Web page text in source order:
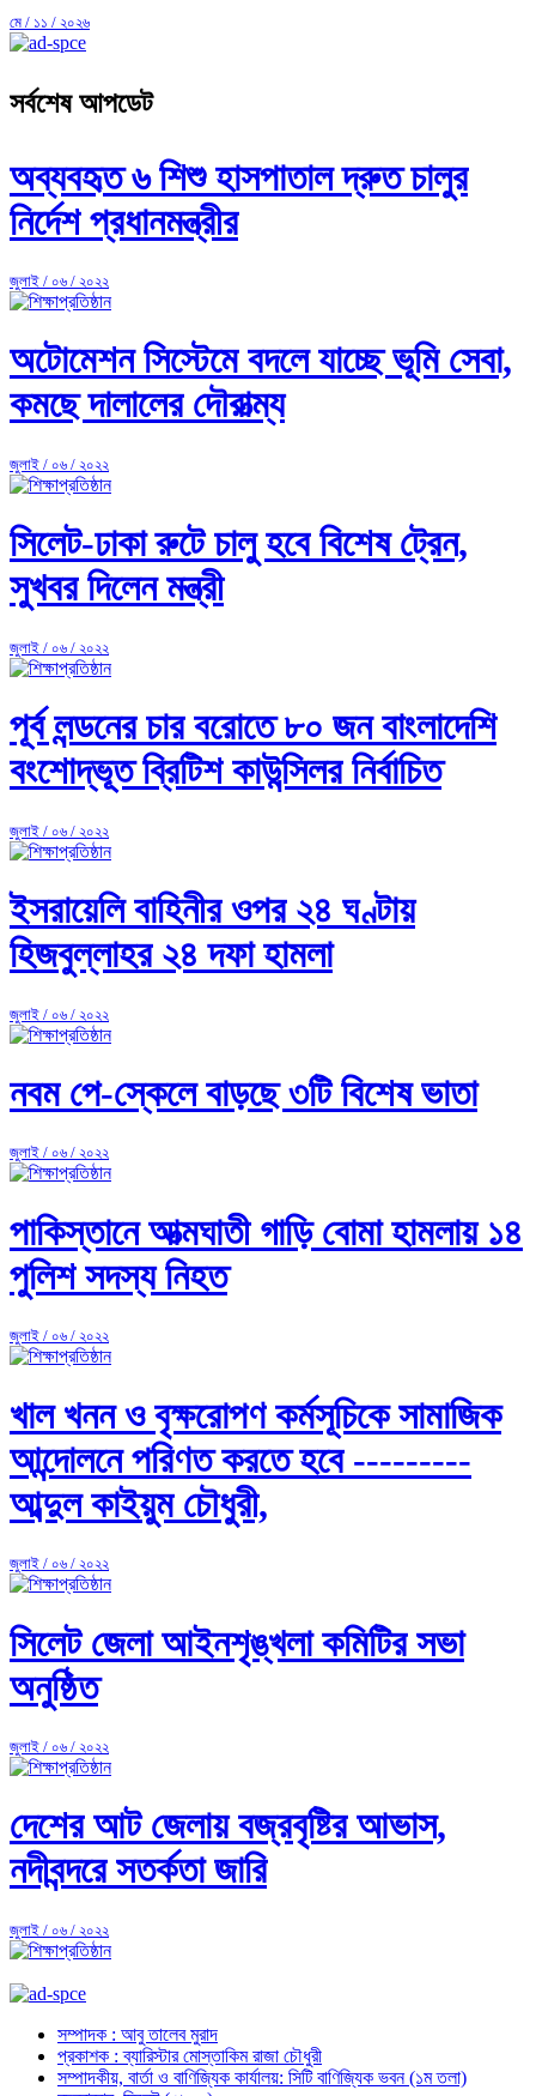
মে / ১১ / ২০২৬
সর্বশেষ আপডেট
অব্যবহৃত ৬ শিশু হাসপাতাল দ্রুত চালুর
নির্দেশ প্রধানমন্ত্রীর
জুলাই / ০৬ / ২০২২
অটোমেশন সিস্টেমে বদলে যাচ্ছে ভূমি সেবা,
কমছে দালালের দৌরাত্ম্য
জুলাই / ০৬ / ২০২২
সিলেট-ঢাকা রুটে চালু হবে বিশেষ ট্রেন,
সুখবর দিলেন মন্ত্রী
জুলাই / ০৬ / ২০২২
পূর্ব লন্ডনের চার বরোতে ৮০ জন বাংলাদেশি
বংশোদ্ভূত ব্রিটিশ কাউন্সিলর নির্বাচিত
জুলাই / ০৬ / ২০২২
ইসরায়েলি বাহিনীর ওপর ২৪ ঘণ্টায়
হিজবুল্লাহর ২৪ দফা হামলা
জুলাই / ০৬ / ২০২২
নবম পে-স্কেলে বাড়ছে ৩টি বিশেষ ভাতা
জুলাই / ০৬ / ২০২২
পাকিস্তানে আত্মঘাতী গাড়ি বোমা হামলায় ১৪
পুলিশ সদস্য নিহত
জুলাই / ০৬ / ২০২২
খাল খনন ও বৃক্ষরোপণ কর্মসূচিকে সামাজিক
আন্দোলনে পরিণত করতে হবে ---------
আব্দুল কাইয়ুম চৌধুরী,
জুলাই / ০৬ / ২০২২
সিলেট জেলা আইনশৃঙ্খলা কমিটির সভা
অনুষ্ঠিত
জুলাই / ০৬ / ২০২২
দেশের আট জেলায় বজ্রবৃষ্টির আভাস,
নদীবন্দরে সতর্কতা জারি
জুলাই / ০৬ / ২০২২
সম্পাদক : আবু তালেব মুরাদ
প্রকাশক : ব্যারিস্টার মোস্তাকিম রাজা চৌধুরী
সম্পাদকীয়, বার্তা ও বাণিজ্যিক কার্যালয়: সিটি বাণিজ্যিক ভবন (১ম তলা)